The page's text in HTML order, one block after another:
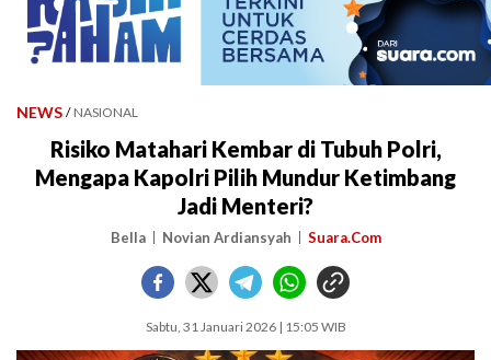
NEWS / NASIONAL
Risiko Matahari Kembar di Tubuh Polri,
Mengapa Kapolri Pilih Mundur Ketimbang
Jadi Menteri?
Bella Novian Ardiansyah Suara.Com
Sabtu, 31 Januari 2026 | 15:05 WIB